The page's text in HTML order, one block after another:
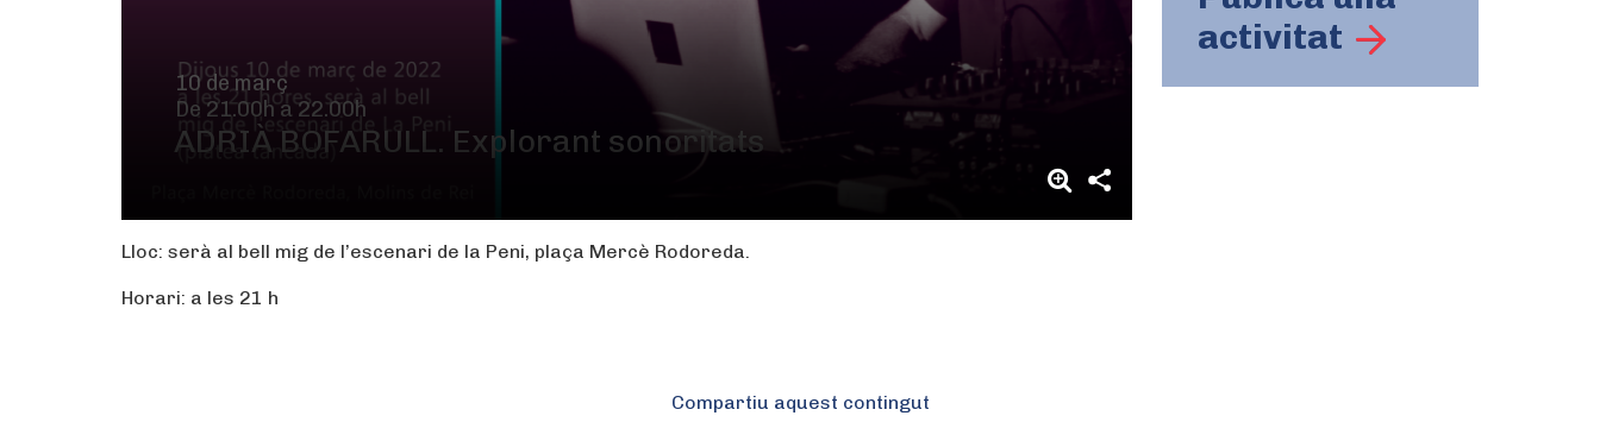
10 de març
De 21.00h a 22.00h
ADRIÀ BOFARULL. Explorant sonoritats
Lloc: serà al bell mig de l’escenari de la Peni, plaça Mercè Rodoreda.
Horari: a les 21 h
activitat
Compartiu aquest contingut